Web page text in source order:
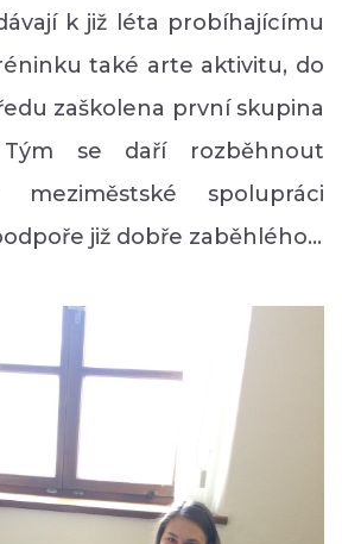
k již léta probíhajícímu
také arte aktivitu, do
zaškolena první skupina
Tým se daří rozběhnout
meziměstské spolupráci
již dobře zaběhlého…